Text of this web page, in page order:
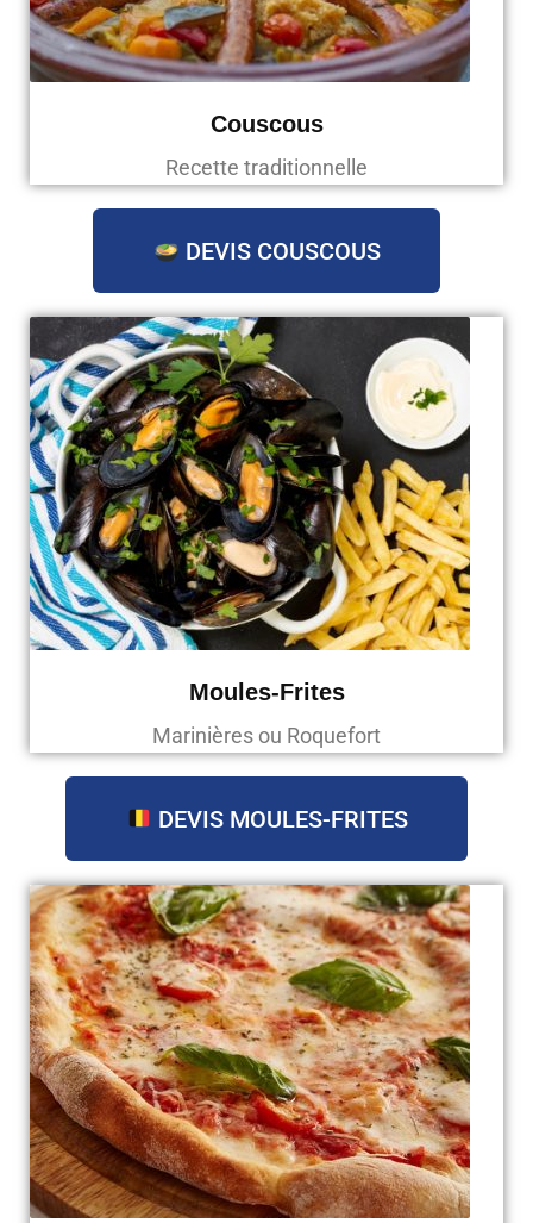
Couscous
Recette traditionnelle
DEVIS COUSCOUS
Moules-Frites
Marinières ou Roquefort
DEVIS MOULES-FRITES